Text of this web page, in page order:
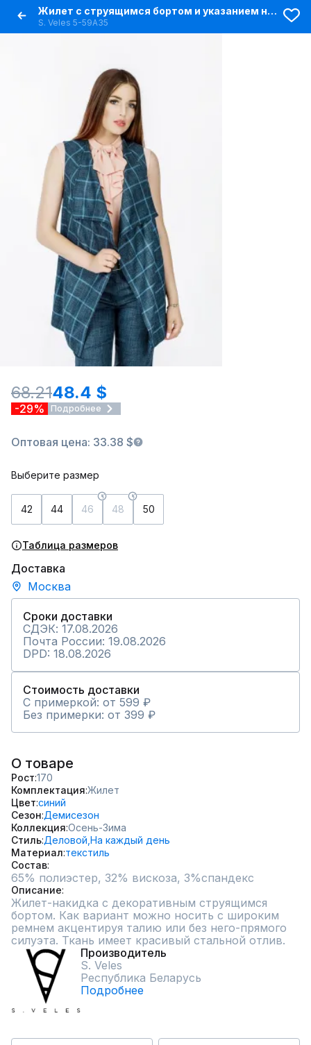
Жилет с струящимся бортом и указанием на талию
S. Veles 5-59А35
68.2148.4 $
-29% Подробнее
Оптовая цена: 33.38 $
Выберите размер
42 44 46 48 50
Таблица размеров
Доставка
Москва
Сроки доставки
СДЭК: 17.08.2026
Почта России: 19.08.2026
DPD: 18.08.2026
Стоимость доставки
С примеркой: от 599 ₽
Без примерки: от 399 ₽
О товаре
Рост 170
Комплектация Жилет
Цвет синий
Сезон Демисезон
Коллекция Осень-Зима
Стиль Деловой, На каждый день
Материал текстиль
Состав
65% полиэстер, 32% вискоза, 3%спандекс
Описание
Жилет-накидка с декоративным струящимся
бортом. Как вариант можно носить с широким
ремнем акцентируя талию или без него-прямого
силуэта. Ткань имеет красивый стальной отлив.
Производитель
S. Veles
Республика Беларусь
Подробнее